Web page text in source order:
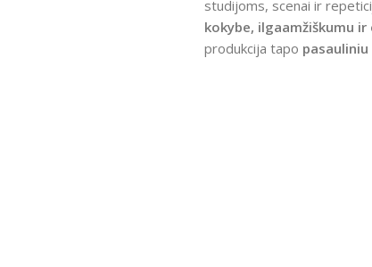
studijoms, scenai ir
kokybe, ilgaamžiškumu
produkcija tapo